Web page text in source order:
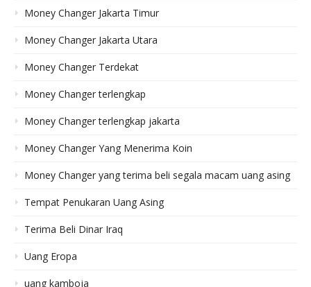
Money Changer Jakarta Timur
Money Changer Jakarta Utara
Money Changer Terdekat
Money Changer terlengkap
Money Changer terlengkap jakarta
Money Changer Yang Menerima Koin
Money Changer yang terima beli segala macam uang asing
Tempat Penukaran Uang Asing
Terima Beli Dinar Iraq
Uang Eropa
uang kamboja